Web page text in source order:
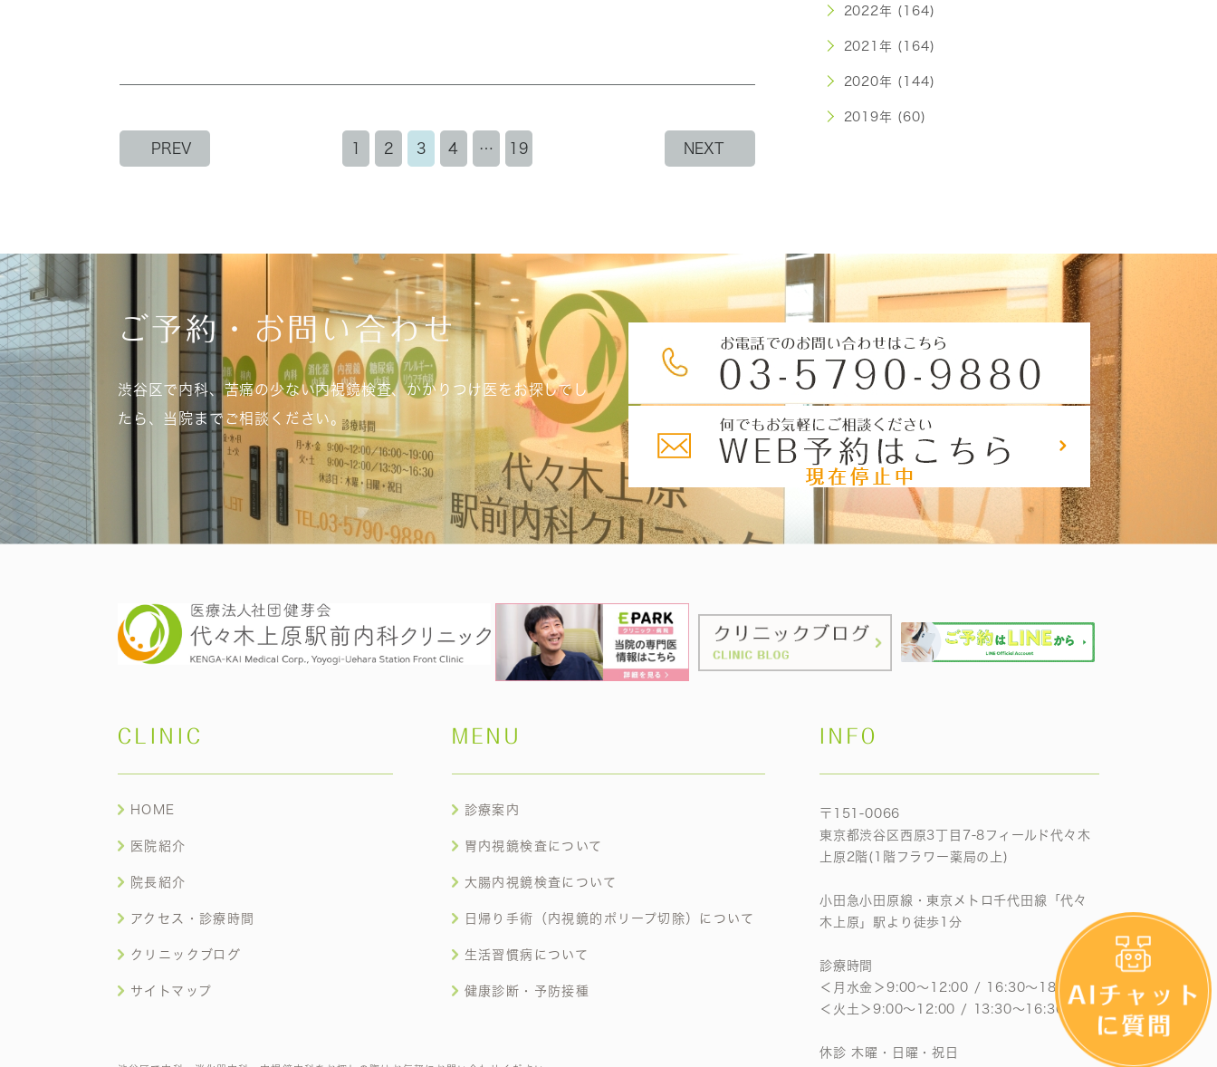
PREV 2 3 4 … 19 NEXT
2022年 (164)
2021年 (164)
2020年 (144)
2019年 (60)
ご予約・お問い合わせ
渋谷区で内科、苦痛の少ない内視鏡検査、かかりつけ医をお探しでし
たら、当院までご相談ください。
CLINIC
HOME
医院紹介
院長紹介
アクセス・診療時間
クリニックブログ
サイトマップ
MENU
診療案内
胃内視鏡検査について
大腸内視鏡検査について
日帰り手術（内視鏡的ポリープ切除）について
生活習慣病について
健康診断・予防接種
INFO
〒151-0066
東京都渋谷区西原3丁目7-8フィールド代々木
上原2階(1階フラワー薬局の上)
小田急小田原線・東京メトロ千代田線「代々
木上原」駅より徒歩1分
診療時間
＜月水金＞9:00〜12:00 / 16:30〜18:30
＜火土＞9:00〜12:00 / 13:30〜16:30
休診 木曜・日曜・祝日